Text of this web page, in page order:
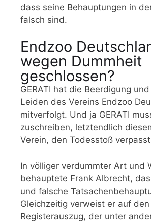
dass seine Behauptungen in
falsch sind.
Endzoo
wegen Dummheit
geschlossen?
GERATI hat die Beerdigung
Leiden des Vereins Endzoo
mitverfolgt. Und ja GERATI
zuschreiben, letztendlich
Verein, den Todesstoß
In völliger verdummter Art und
behauptete Frank Albrecht, das
und falsche
Gleichzeitig verweist er auf den
Registerauszug, der unter